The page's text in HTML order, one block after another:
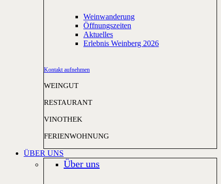
Weinwanderung
Öffnungszeiten
Aktuelles
Erlebnis Weinberg 2026
Kontakt aufnehmen
WEINGUT
RESTAURANT
VINOTHEK
FERIENWOHNUNG
ÜBER UNS
Über uns